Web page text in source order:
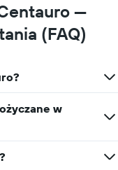
—
(FAQ)
w